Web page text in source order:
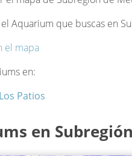
Aquarium que buscas en
el mapa
en:
Los Patios
en